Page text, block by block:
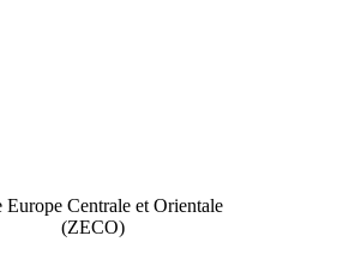
Europe Centrale et Orientale
(ZECO)